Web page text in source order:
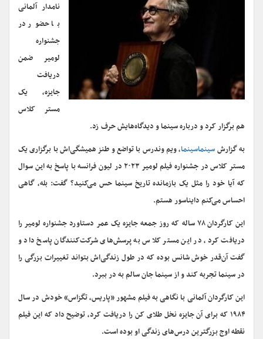
نامدار آلمانی
با حضور در
جشنواره
لومیر ضمن
دریافت
جایزه، یک
مستر کلاس
هم برگزار کرد و درباره سینما و دیدگاه‌هایش حرف زد.
به گزارشسینماسینما، ویم وندرس با تواضع و طنز همیشگی‌اش با برگزاری یک
مستر کلاس در جشنواره فیلم لومیر ۲۰۲۳ در لیون فرانسه با پاسخ به این سوال
که آیا خود را مثل یک بازمانده تاریخ سینما حس می‌کنید؟ گفت: بله، گاهی
احساس می‌کنم دایناسور هستم.
این کارگردان ۷۸ ساله که روز جمعه جایزه یک عمر دستاورد جشنواره لومیر را
دریافت کرد، در این مستر کلاس به پرسش‌های شرکت‌کنندگان پاسخ داد و
گفت آن‌قدر خوش شانس بوده که در طول زندگی‌اش بتواند تغییرات بزرگی را
در سینما تجربه کند و از سینما جان سالم به در ببرد.
این کارگردان آلمانی با نگاهی به فیلم مشهور «پاریس، تگزاس» خودش در سال
۱۹۸۴ که برای آن جایزه نخل طلای کن را دریافت کرد، توضیح داد که این فیلم
نقطه اوج بزرگترین درس‌های زندگی او بوده است.